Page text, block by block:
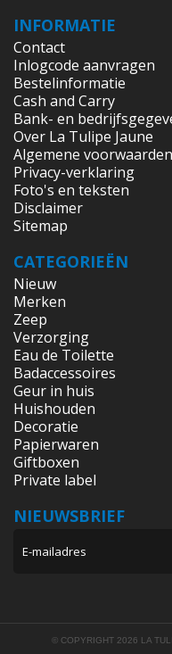
INFORMATIE
Contact
Inlogcode aanvragen
Bestelinformatie
Cash and Carry
Bank- en
Over La Tulipe Jaune
Algemene voorwaarden
Privacy-verklaring
Foto's en teksten
Disclaimer
Sitemap
CATEGORIEËN
Nieuw
Merken
Zeep
Verzorging
Eau de Toilette
Badaccessoires
Geur in huis
Huishouden
Decoratie
Papierwaren
Giftboxen
Private label
NIEUWSBRIEF
© COPYRIGHT 2026 LA